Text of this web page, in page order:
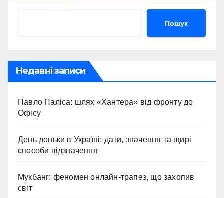
Пошук
Недавні записи
Павло Паліса: шлях «Хантера» від фронту до
Офісу
День доньки в Україні: дати, значення та щирі
способи відзначення
Мукбанг: феномен онлайн-трапез, що захопив
світ